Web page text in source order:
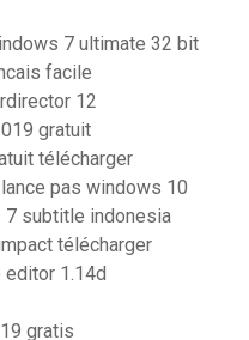
7 ultimate 32 bit
facile
12
gratuit
télécharger
pas windows 10
7 subtitle indonesia
télécharger
1.14d
gratis